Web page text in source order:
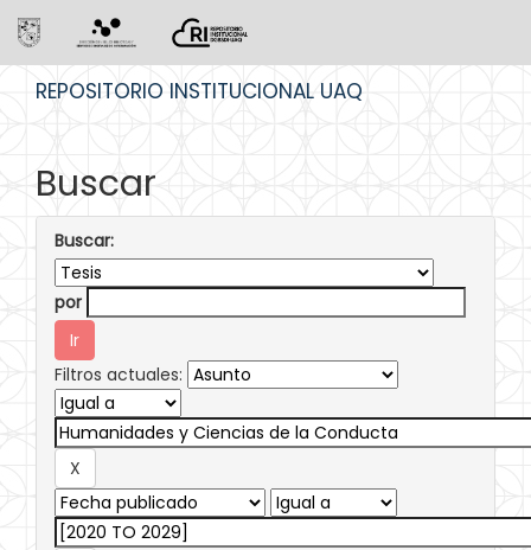
REPOSITORIO INSTITUCIONAL UAQ
Buscar
Buscar:
por
Filtros actuales: